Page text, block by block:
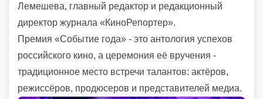
Лемешева, главный редактор и редакционный
директор журнала «КиноРепортер».
Премия «Событие года» - это антология успехов
российского кино, а церемония её вручения -
традиционное место встречи талантов: актёров,
режиссёров, продюсеров и представителей медиа.